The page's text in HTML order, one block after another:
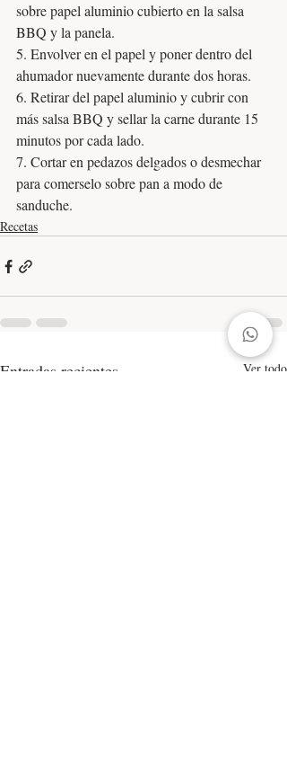
sobre papel aluminio cubierto en la salsa
BBQ y la panela.
5. Envolver en el papel y poner dentro del
ahumador nuevamente durante dos horas.
6. Retirar del papel aluminio y cubrir con
más salsa BBQ y sellar la carne durante 15
minutos por cada lado.
7. Cortar en pedazos delgados o desmechar
para comerselo sobre pan a modo de
sanduche.
Recetas
Entradas recientes Ver todo